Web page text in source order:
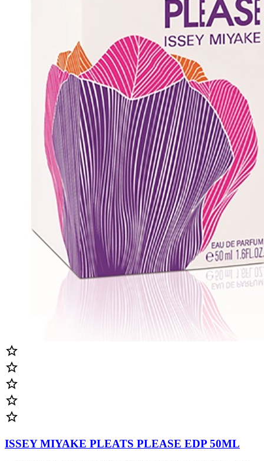





ISSEY MIYAKE PLEATS PLEASE EDP 50ML